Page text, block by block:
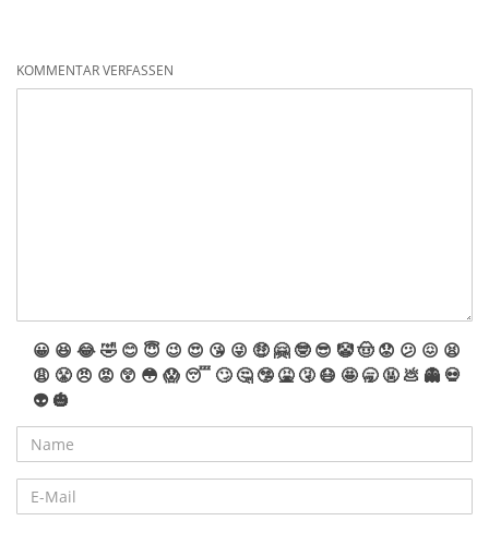
KOMMENTAR VERFASSEN
😀 😆 😂🤣 😊 😇 😉 😍 😘 😜 🤑 🤗 🤓 😎 🤡🤠 😟 😕 😖 😫
😩 😤 😠 😡 😲 😳 😱 😴 🙄 🤔 🤥 🤮 🤧 😷 🤩 🥱 🤬 💩 👻 💀
👽 🎃